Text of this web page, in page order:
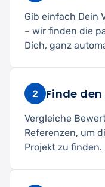
Gib einfach Dein
– wir finden die
Dich, ganz
2 Finde
Vergleiche
Referenzen, um
Projekt zu finden.